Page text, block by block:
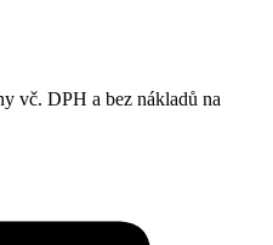
vč. DPH a bez nákladů na